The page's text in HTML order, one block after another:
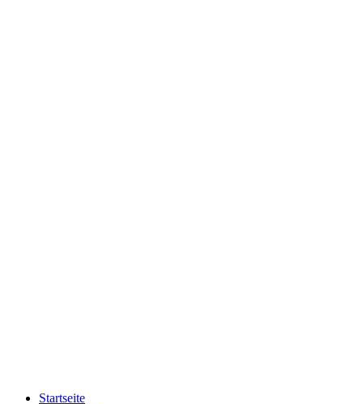
Startseite